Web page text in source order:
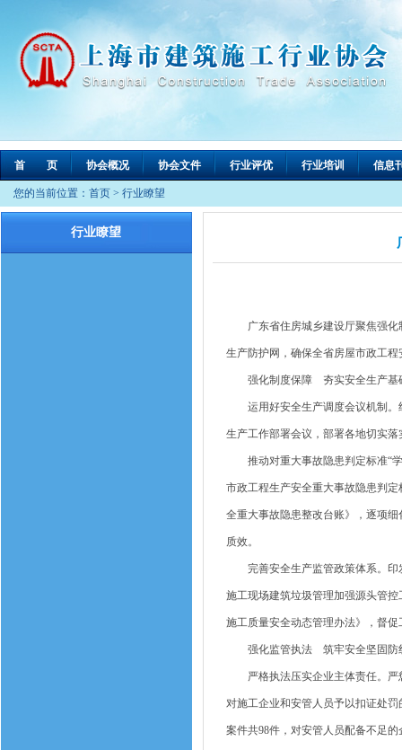
首 页 协会概况 协会文件 行业评优 行业培训 信息
您的当前位置： 首页 > 行业瞭望
行业瞭望
广东省住房城乡建设厅聚焦强化
生产防护网，确保全省房屋市政工
强化制度保障 夯实安全生产基
运用好安全生产调度会议机制。
生产工作部署会议，部署各地切实
推动对重大事故隐患判定标准“学
市政工程生产安全重大事故隐患判
全重大事故隐患整改台账》，逐项
质效。
完善安全生产监管政策体系。印
施工现场建筑垃圾管理加强源头管
施工质量安全动态管理办法》，督
强化监管执法 筑牢安全坚固防
严格执法压实企业主体责任。严
对施工企业和安管人员予以扣证处
案件共98件，对安管人员配备不足